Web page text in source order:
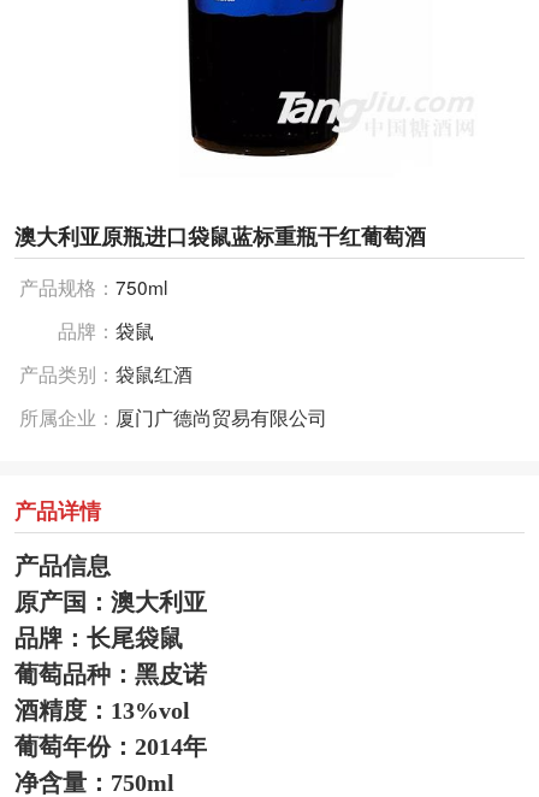
澳大利亚原瓶进口袋鼠蓝标重瓶干红葡萄酒
产品规格： 750ml
品牌： 袋鼠
产品类别： 袋鼠红酒
所属企业： 厦门广德尚贸易有限公司
产品详情
产品信息
原产国：澳大利亚
品牌：长尾袋鼠
葡萄品种：黑皮诺
酒精度：13%vol
葡萄年份：2014年
净含量：750ml